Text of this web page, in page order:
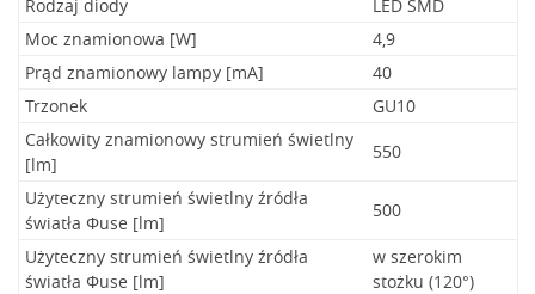
Rodzaj diody
LED SMD
Moc znamionowa [W]
4,9
Prąd znamionowy lampy [mA]
40
Trzonek
GU10
Całkowity znamionowy strumień świetlny
[lm]
550
Użyteczny strumień świetlny źródła
światła Φuse [lm]
500
Użyteczny strumień świetlny źródła
światła Φuse [lm]
w szerokim
stożku (120°)